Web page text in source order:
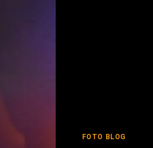
FOTO BLOG